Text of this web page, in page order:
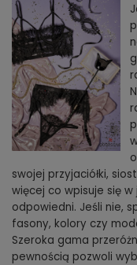
swojej przyjaciółki,
więcej co wpisuje się
odpowiedni. Jeśli nie,
fasony, kolory czy
Szeroka gama
pewnością pozwoli